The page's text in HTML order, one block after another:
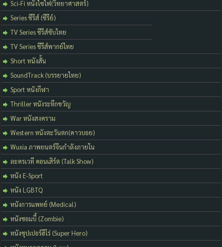
Sci-Fi หนังไซไฟ(วิทยาศาสตร์)
Series ซีรีส์ (ซีรีย์)
TV Series ซีรีส์ซับไทย
TV Series ซีรีส์พากย์ไทย
Short หนังสั้น
SoundTrack (บรรยายไทย)
Sport หนังกีฬา
Thriller หนังระทึกขวัญ
War หนังสงคราม
Western หนังตะวันตก(คาวบอย)
Wuxia ภาพยนตร์จีนกำลังภายใน
ละครเวที คอนเสิร์ต (Talk Show)
หนัง E-Sport
หนัง LGBTQ
หนังการแพทย์ (Medical)
หนังซอมบี้ (Zombie)
หนังซุปเปอร์ฮีโร่ (Super Hero)